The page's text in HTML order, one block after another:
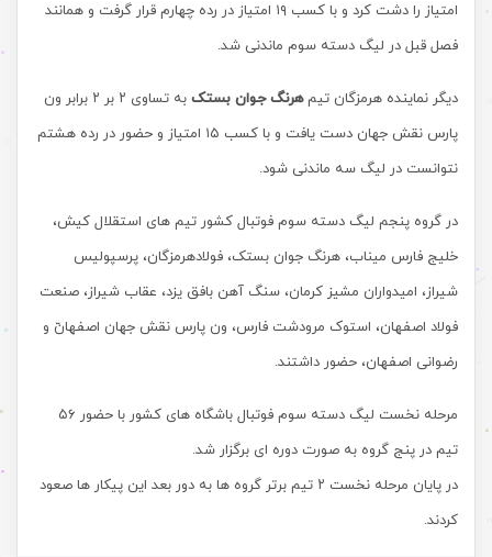
امتیاز را دشت کرد و با کسب ۱۹ امتیاز در رده چهارم قرار گرفت و همانند
فصل قبل در لیگ دسته سوم ماندنی شد.
دیگر نماینده هرمزگان تیمهرنگ جوان بستک
به تساوی ۲ بر ۲ برابر ون
پارس نقش جهان دست یافت و با کسب ۱۵ امتیاز و حضور در رده هشتم
نتوانست در لیگ سه ماندنی شود.
در گروه پنجم لیگ دسته سوم فوتبال کشور تیم های استقلال کیش،
خلیج فارس میناب، هرنگ جوان بستک، فولادهرمزگان، پرسپولیس
شیراز، امیدواران مشیز کرمان، سنگ آهن بافق یزد، عقاب شیراز، صنعت
فولاد اصفهان، استوک مرودشت فارس، ون پارس نقش جهان اصفهانّ و
رضوانی اصفهان، حضور داشتند.
تیم در پنج گروه به صورت دوره ای برگزار شد.
در پایان مرحله نخست ۲ تیم برتر گروه ها به دور بعد این پیکار ها صعود
کردند.